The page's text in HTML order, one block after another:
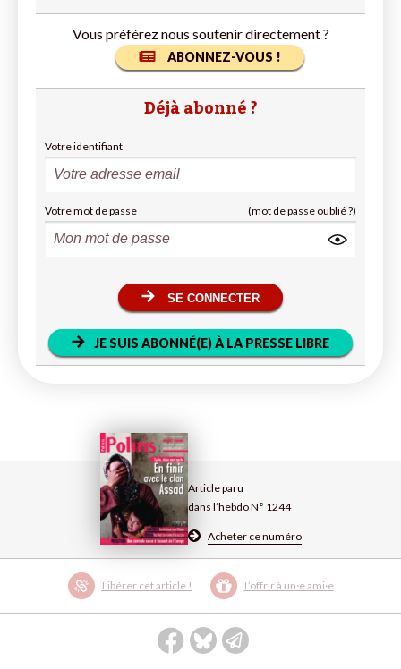
Article paru
dans l’hebdo N° 1244
Acheter ce numéro
Libérer cet article ! L’offrir à un·e ami·e
Vous préférez nous soutenir directement ?
ABONNEZ-VOUS !
Déjà abonné ?
Votre identifiant
Votre mot de passe (mot de passe oublié ?)
SE CONNECTER
JE SUIS ABONNÉ(E) À LA PRESSE LIBRE